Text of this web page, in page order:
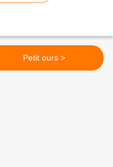
Petit ours >